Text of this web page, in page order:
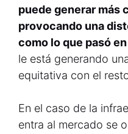
puede generar más
provocando una
como lo que pasó
le está generando
equitativa con el
En el caso de la
entra al mercado se